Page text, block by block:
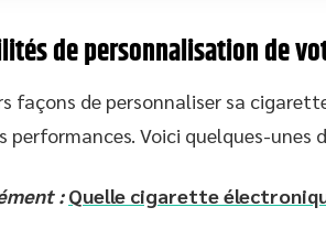
de personnalisation de
façons de personnaliser sa
performances. Voici quelques-unes
: Quelle cigarette